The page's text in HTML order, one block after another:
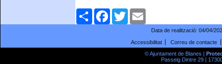
ComparteixFacebookTwitter
Data de realització: 04/04/
Accessibilitat
Correu de contacte
© Ajuntament de Blanes |
Passeig Dintre 29 |